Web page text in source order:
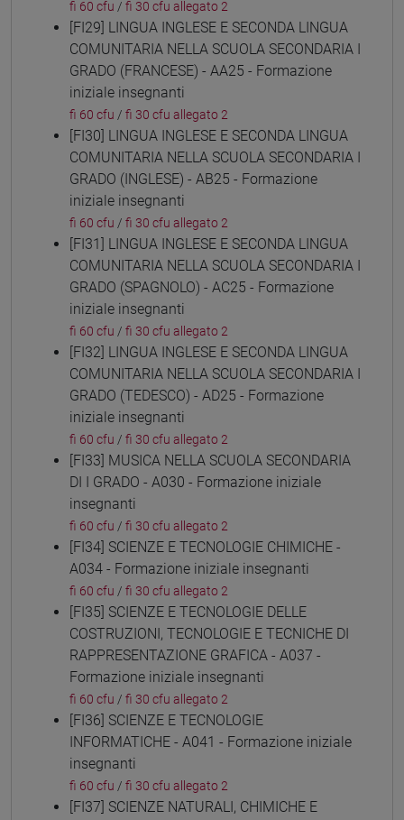
fi 60 cfu / fi 30 cfu allegato 2
[FI29] LINGUA INGLESE E SECONDA LINGUA
COMUNITARIA NELLA SCUOLA SECONDARIA I
GRADO (FRANCESE) - AA25 - Formazione
iniziale insegnanti
fi 60 cfu / fi 30 cfu allegato 2
[FI30] LINGUA INGLESE E SECONDA LINGUA
COMUNITARIA NELLA SCUOLA SECONDARIA I
GRADO (INGLESE) - AB25 - Formazione
iniziale insegnanti
fi 60 cfu / fi 30 cfu allegato 2
[FI31] LINGUA INGLESE E SECONDA LINGUA
COMUNITARIA NELLA SCUOLA SECONDARIA I
GRADO (SPAGNOLO) - AC25 - Formazione
iniziale insegnanti
fi 60 cfu / fi 30 cfu allegato 2
[FI32] LINGUA INGLESE E SECONDA LINGUA
COMUNITARIA NELLA SCUOLA SECONDARIA I
GRADO (TEDESCO) - AD25 - Formazione
iniziale insegnanti
fi 60 cfu / fi 30 cfu allegato 2
[FI33] MUSICA NELLA SCUOLA SECONDARIA
DI I GRADO - A030 - Formazione iniziale
insegnanti
fi 60 cfu / fi 30 cfu allegato 2
[FI34] SCIENZE E TECNOLOGIE CHIMICHE -
A034 - Formazione iniziale insegnanti
fi 60 cfu / fi 30 cfu allegato 2
[FI35] SCIENZE E TECNOLOGIE DELLE
COSTRUZIONI, TECNOLOGIE E TECNICHE DI
RAPPRESENTAZIONE GRAFICA - A037 -
Formazione iniziale insegnanti
fi 60 cfu / fi 30 cfu allegato 2
[FI36] SCIENZE E TECNOLOGIE
INFORMATICHE - A041 - Formazione iniziale
insegnanti
fi 60 cfu / fi 30 cfu allegato 2
[FI37] SCIENZE NATURALI, CHIMICHE E